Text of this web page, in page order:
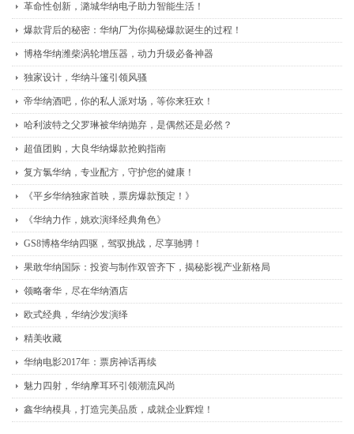
革命性创新，潞城华纳电子助力智能生活！
爆款背后的秘密：华纳厂为你揭秘爆款诞生的过程！
博格华纳潍柴涡轮增压器，动力升级必备神器
独家设计，华纳斗篷引领风骚
帝华纳酒吧，你的私人派对场，等你来狂欢！
哈利波特之父罗琳被华纳抛弃，是偶然还是必然？
超值团购，大良华纳爆款抢购指南
复方氯华纳，专业配方，守护您的健康！
《平乡华纳独家首映，票房爆款预定！》
《华纳力作，姚欢演绎经典角色》
GS8博格华纳四驱，驾驭挑战，尽享驰骋！
果敢华纳国际：投资与制作双管齐下，揭秘影视产业新格局
领略奢华，尽在华纳酒店
欧式经典，华纳沙发演绎
精美收藏
华纳电影2017年：票房神话再续
魅力四射，华纳摩耳环引领潮流风尚
鑫华纳模具，打造完美品质，成就企业辉煌！